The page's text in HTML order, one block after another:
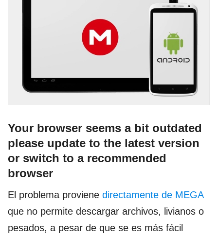
Your browser seems a bit outdated
please update to the latest version
or switch to a recommended
browser
El problema proviene directamente de MEGA
que no permite descargar archivos, livianos o
pesados, a pesar de que se es más fácil